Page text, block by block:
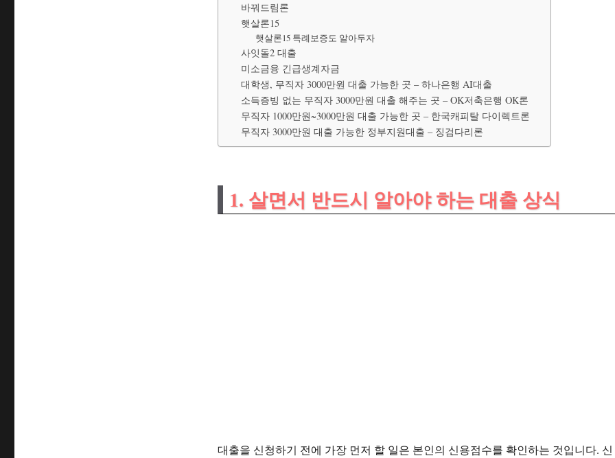
바꿔드림론
햇살론15
햇살론15 특례보증도 알아두자
사잇돌2 대출
미소금융 긴급생계자금
대학생, 무직자 3000만원 대출 가능한 곳 – 하나은행 AI대출
소득증빙 없는 무직자 3000만원 대출 해주는 곳 – OK저축은행 OK론
무직자 1000만원~3000만원 대출 가능한 곳 – 한국캐피탈 다이렉트론
무직자 3000만원 대출 가능한 정부지원대출 – 징검다리론
1. 살면서 반드시 알아야 하는 대출 상식
대출을 신청하기 전에 가장 먼저 할 일은 본인의 신용점수를 확인하는 것입니다. 신